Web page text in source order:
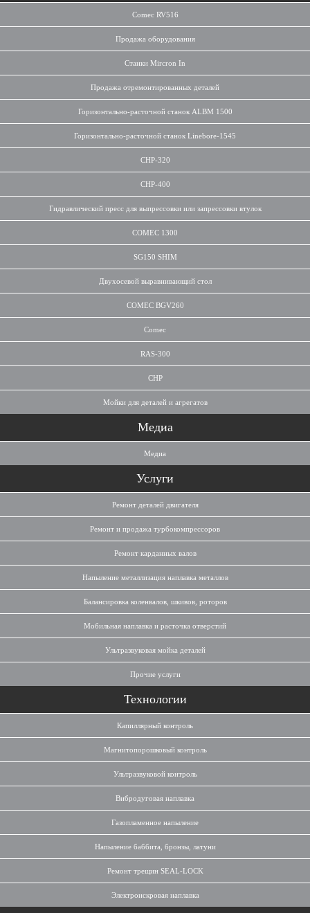
Comec RV516
Продажа оборудования
Станки Mircron In
Продажа отремонтированных деталей
Горизонтально-расточной станок ALBM 1500
Горизонтально-расточной станок Linebore-1545
CHP-320
CHP-400
Гидравлический пресс для выпрессовки или запрессовки втулок
COMEC 1300
SG150 SHIM
Двухосевой выравнивающий стол
COMEC BGV260
Comec
RAS-300
CHP
Мойки для деталей и агрегатов
Медиа
Медиа
Услуги
Ремонт деталей двигателя
Ремонт и продажа турбокомпрессоров
Ремонт карданных валов
Напыление металлизация наплавка металлов
Балансировка коленвалов, шкивов, роторов
Мобильная наплавка и расточка отверстий
Ультразвуковая мойка деталей
Прочие услуги
Технологии
Капиллярный контроль
Магнитопорошковый контроль
Ультразвуковой контроль
Вибродуговая наплавка
Газопламенное напыление
Напыление баббита, бронзы, латуни
Ремонт трещин SEAL-LOCK
Электроискровая наплавка